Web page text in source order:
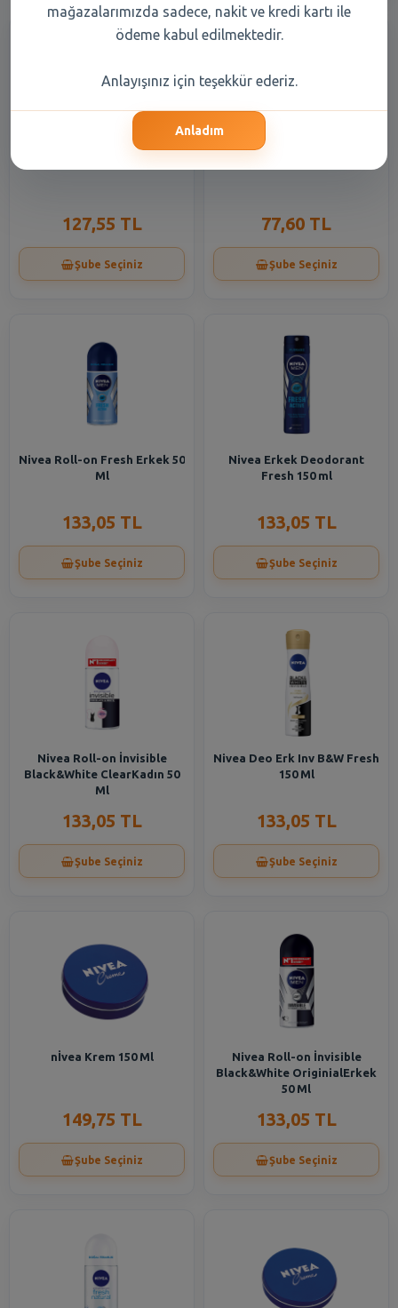
127,55 TL
Şube Seçiniz
77,60 TL
Şube Seçiniz
Nivea Roll-on Fresh Erkek 50
Ml
133,05 TL
Şube Seçiniz
Nivea Erkek Deodorant
Fresh 150 ml
133,05 TL
Şube Seçiniz
Nivea Roll-on İnvisible
Black&White ClearKadın 50
Ml
133,05 TL
Şube Seçiniz
Nivea Deo Erk Inv B&W Fresh
150 Ml
133,05 TL
Şube Seçiniz
nİvea Krem 150 Ml
149,75 TL
Şube Seçiniz
Nivea Roll-on İnvisible
Black&White OriginialErkek
50 Ml
133,05 TL
Şube Seçiniz
mağazalarımızda sadece, nakit ve kredi kartı ile
ödeme kabul edilmektedir.
Anlayışınız için teşekkür ederiz.
Anladım